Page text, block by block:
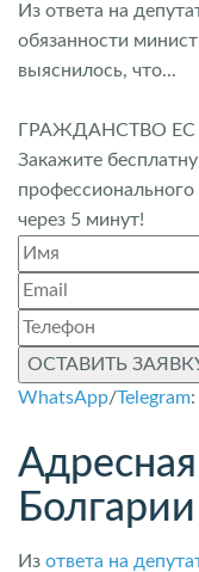
Из ответа на
обязанности
выяснилось, что...
ГРАЖДАНСТВО ЕС
Закажите
через 5 минут!
ОСТАВИТЬ
WhatsApp/Telegram:
Из ответа на